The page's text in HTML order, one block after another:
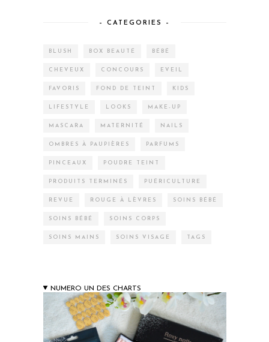
– CATEGORIES –
BLUSH BOX BEAUTÉ BÉBÉ
CHEVEUX CONCOURS EVEIL
FAVORIS FOND DE TEINT KIDS
LIFESTYLE LOOKS MAKE-UP
MASCARA MATERNITÉ NAILS
OMBRES À PAUPIÈRES PARFUMS
PINCEAUX POUDRE TEINT
PRODUITS TERMINÉS PUÉRICULTURE
REVUE ROUGE À LÈVRES SOINS BÉBÉ
SOINS BÉBÉ SOINS CORPS
SOINS MAINS SOINS VISAGE TAGS
NUMERO UN DES CHARTS